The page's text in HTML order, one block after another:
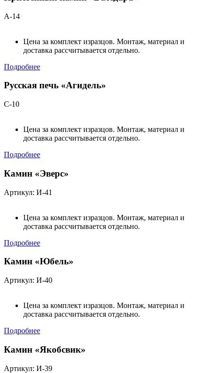
А-14
Цена за комплект изразцов. Монтаж, материал и
доставка рассчитывается отдельно.
Подробнее
Русская печь «Агидель»
С-10
Цена за комплект изразцов. Монтаж, материал и
доставка рассчитывается отдельно.
Подробнее
Камин «Эверс»
Артикул: И-41
Цена за комплект изразцов. Монтаж, материал и
доставка рассчитывается отдельно.
Подробнее
Камин «Юбель»
Артикул: И-40
Цена за комплект изразцов. Монтаж, материал и
доставка рассчитывается отдельно.
Подробнее
Камин «Якобсвик»
Артикул: И-39